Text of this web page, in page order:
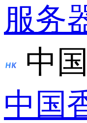
服务
中
中国